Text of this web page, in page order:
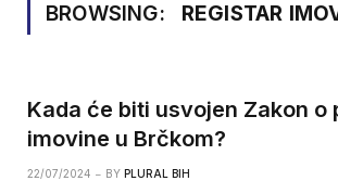
BROWSING: REGISTAR
Kada će biti usvojen Zakon o
imovine u Brčkom?
22/07/2024 BY PLURAL BIH